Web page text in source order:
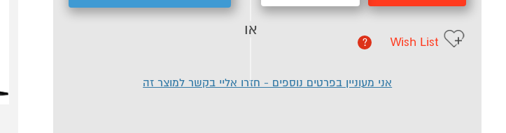
או
Wish List
?
אני מעוניין בפרטים נוספים - חזרו אליי בקשר למוצר זה